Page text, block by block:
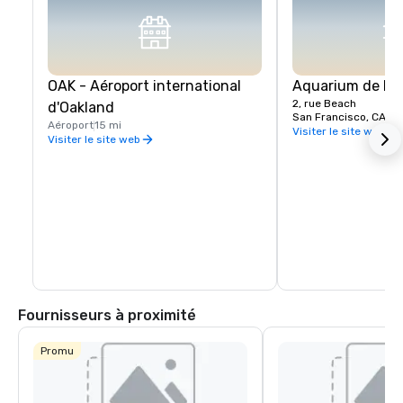
OAK - Aéroport international
d'Oakland
Aéroport15 mi
Visiter le site web
Aquarium de la
2, rue Beach
San Francisco, CA,
Visiter le site web
Fournisseurs à proximité
Promu